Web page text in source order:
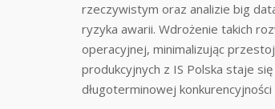
rzeczywistym oraz analizie big
ryzyka awarii. Wdrożenie takich
operacyjnej, minimalizując
produkcyjnych z IS Polska staje
długoterminowej